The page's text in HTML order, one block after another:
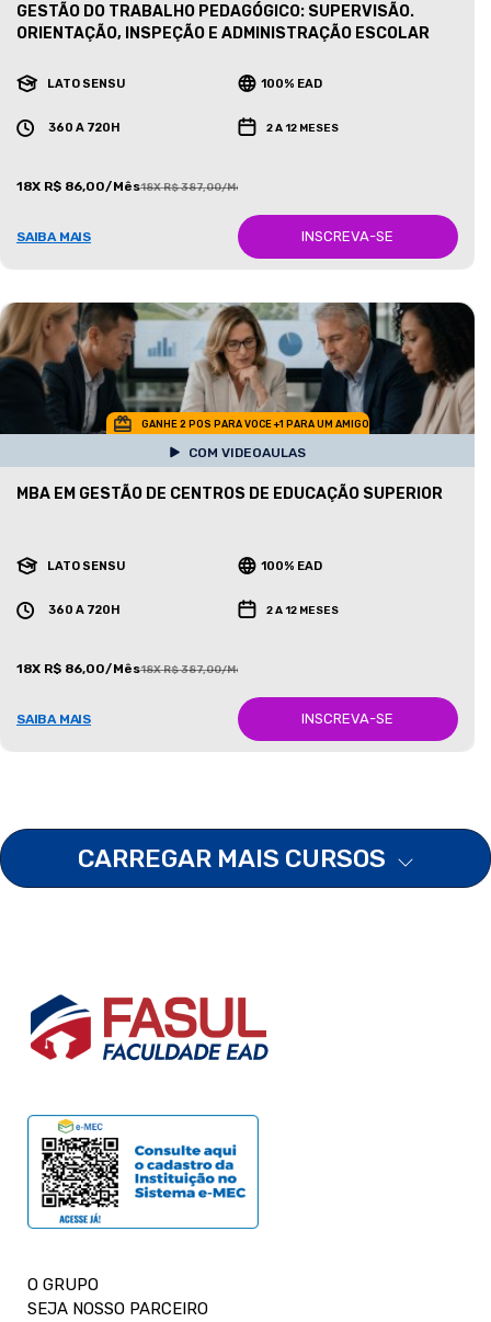
GESTÃO DO TRABALHO PEDAGÓGICO: SUPERVISÃO.
ORIENTAÇÃO, INSPEÇÃO E ADMINISTRAÇÃO ESCOLAR
LATO SENSU 100% EAD
360 A 720H 2 A 12 MESES
18X R$ 86,00/Mês18X R$ 387,00/Mês
SAIBA MAIS INSCREVA-SE
GANHE 2 POS PARA VOCE +1 PARA UM AMIGO
COM VIDEOAULAS
MBA EM GESTÃO DE CENTROS DE EDUCAÇÃO SUPERIOR
LATO SENSU 100% EAD
360 A 720H 2 A 12 MESES
18X R$ 86,00/Mês18X R$ 387,00/Mês
SAIBA MAIS INSCREVA-SE
CARREGAR MAIS CURSOS
O GRUPO
SEJA NOSSO PARCEIRO